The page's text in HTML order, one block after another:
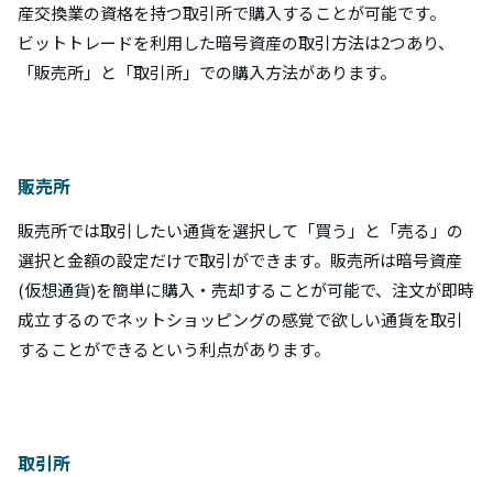
産交換業の資格を持つ取引所で購入することが可能です。
ビットトレードを利用した暗号資産の取引方法は2つあり、
「販売所」と「取引所」での購入方法があります。
販売所
販売所では取引したい通貨を選択して「買う」と「売る」の
選択と金額の設定だけで取引ができます。販売所は暗号資産
(仮想通貨)を簡単に購入・売却することが可能で、注文が即時
成立するのでネットショッピングの感覚で欲しい通貨を取引
することができるという利点があります。
取引所